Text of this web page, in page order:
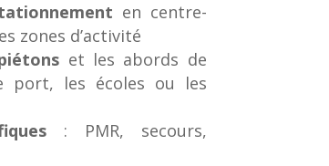
en centre-
zones d’activité
et les abords de
port, les écoles ou les
: PMR, secours,